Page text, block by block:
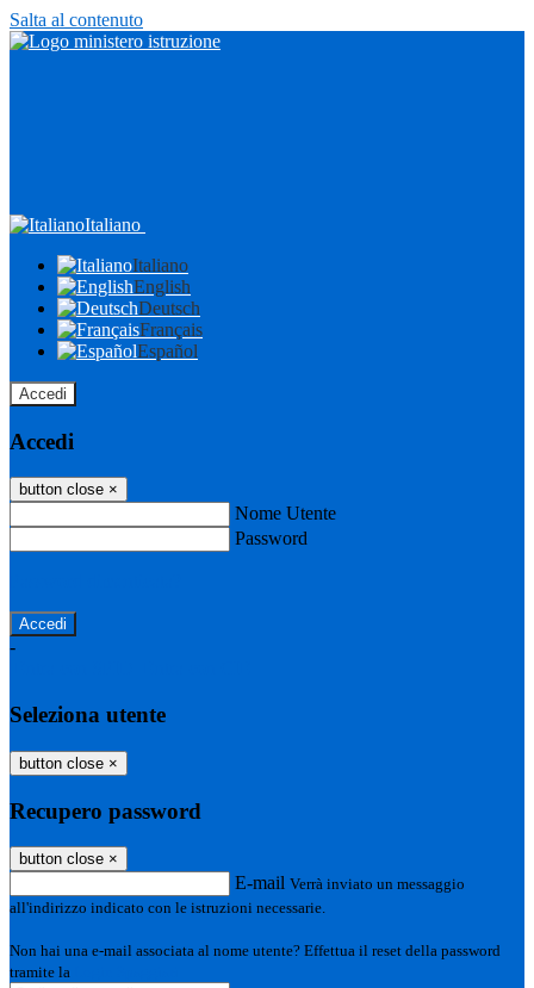
Salta al contenuto
Italiano
Italiano
English
Deutsch
Français
Español
Accedi
Accedi
button close ×
Nome Utente
Password
-
Seleziona utente
button close ×
Recupero password
button close ×
E-mail Verrà inviato un messaggio
all'indirizzo indicato con le istruzioni necessarie.
Non hai una e-mail associata al nome utente? Effettua il reset della password
tramite la